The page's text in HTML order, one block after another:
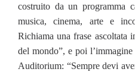
costruito da un programma
musica, cinema, arte e
Richiama una frase ascoltata
del mondo”, e poi
Auditorium: “Sempre devi